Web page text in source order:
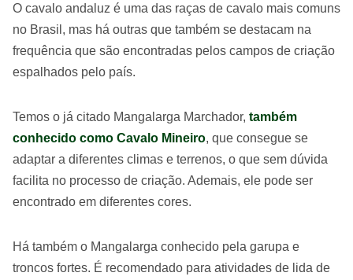
O cavalo andaluz é uma das raças de cavalo mais comuns
no Brasil, mas há outras que também se destacam na
frequência que são encontradas pelos campos de criação
espalhados pelo país.
Temos o já citado Mangalarga Marchador, também
conhecido como Cavalo Mineiro, que consegue se
adaptar a diferentes climas e terrenos, o que sem dúvida
facilita no processo de criação. Ademais, ele pode ser
encontrado em diferentes cores.
Há também o Mangalarga conhecido pela garupa e
troncos fortes. É recomendado para atividades de lida de